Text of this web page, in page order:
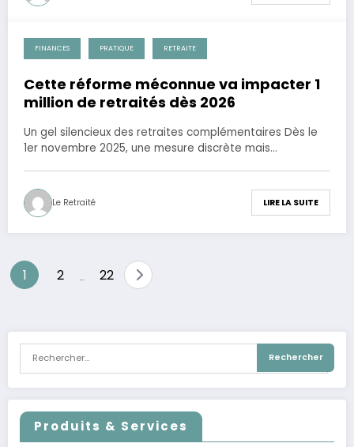
28 novembre 2025
FINANCES PRATIQUE RETRAITE
Cette réforme méconnue va impacter 1
million de retraités dès 2026
Un gel silencieux des retraites complémentaires Dès le
1er novembre 2025, une mesure discrète mais…
Le Retraité LIRE LA SUITE
Pagination
1 2 22
Produits & Services